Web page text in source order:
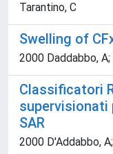
Tarantino, C
Swelling of
2000 Daddabbo,
Classificatori
supervisionati
SAR
2000 D'Addabbo,